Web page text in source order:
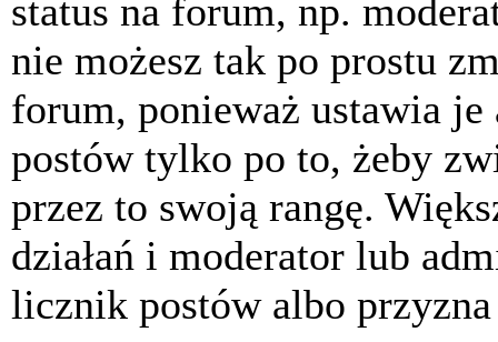
status na forum, np.
nie możesz tak po prostu
forum, ponieważ ustawia
postów tylko po to, żeby
przez to swoją rangę.
działań i moderator lub
licznik postów albo